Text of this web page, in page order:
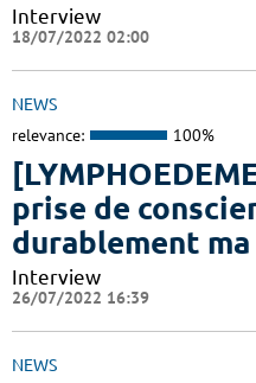
Interview
18/07/2022 02:00
NEWS
relevance: 100%
prise de
durablement
Interview
26/07/2022 16:39
NEWS